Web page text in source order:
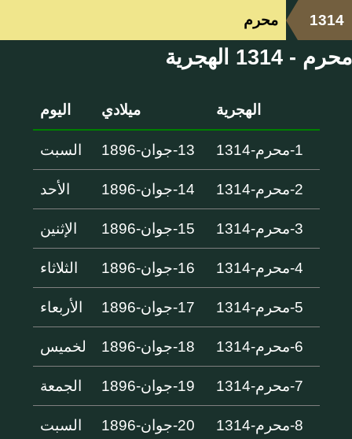
1314 محرم
محرم - 1314 الهجرية
الهجرية ميلادي اليوم
1-محرم-1314 13-جوان-1896 السبت
2-محرم-1314 14-جوان-1896 الأحد
3-محرم-1314 15-جوان-1896 الإثنين
4-محرم-1314 16-جوان-1896 الثلاثاء
5-محرم-1314 17-جوان-1896 الأربعاء
6-محرم-1314 18-جوان-1896 لخميس
7-محرم-1314 19-جوان-1896 الجمعة
8-محرم-1314 20-جوان-1896 السبت